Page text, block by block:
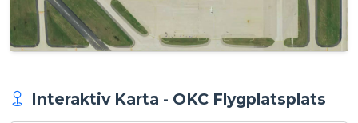
Interaktiv Karta - OKC Flygplatsplats